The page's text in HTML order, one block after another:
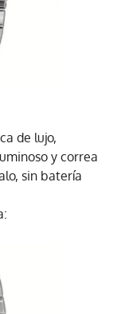
de lujo,
y correa
sin batería